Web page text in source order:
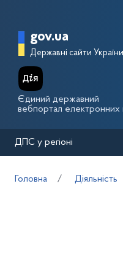
Головна
gov.ua
Державні сайти України
Єдиний державний
вебпортал електронних
ДПС у регіоні
Головна Діяльність